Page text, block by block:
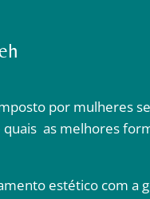
por mulheres
as melhores
estético com a